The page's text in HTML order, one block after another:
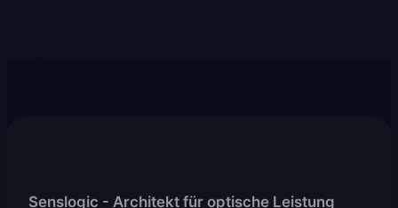
Senslogic - Architekt für optische Leistung